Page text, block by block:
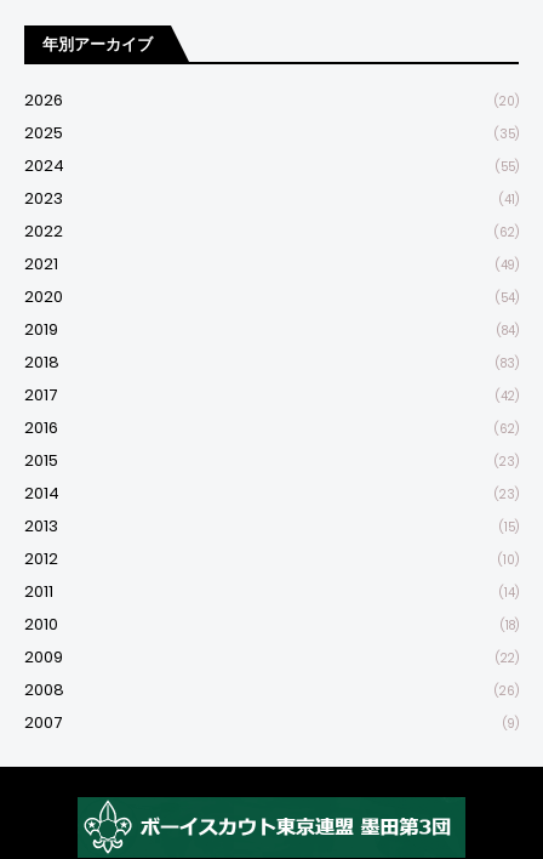
年別アーカイブ
2026 (20)
2025 (35)
2024 (55)
2023 (41)
2022 (62)
2021 (49)
2020 (54)
2019 (84)
2018 (83)
2017 (42)
2016 (62)
2015 (23)
2014 (23)
2013 (15)
2012 (10)
2011 (14)
2010 (18)
2009 (22)
2008 (26)
2007 (9)